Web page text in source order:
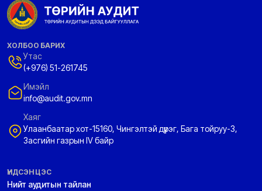
ХОЛБОО БАРИХ
Утас
(+976) 51-261745
Имэйл
info@audit.gov.mn
Хаяг
Улаанбаатар хот-15160, Чингэлтэй дүүрэг, Бага тойруу-3,
Засгийн газрын IV байр
ҮНДСЭН ЦЭС
Нийт аудитын тайлан